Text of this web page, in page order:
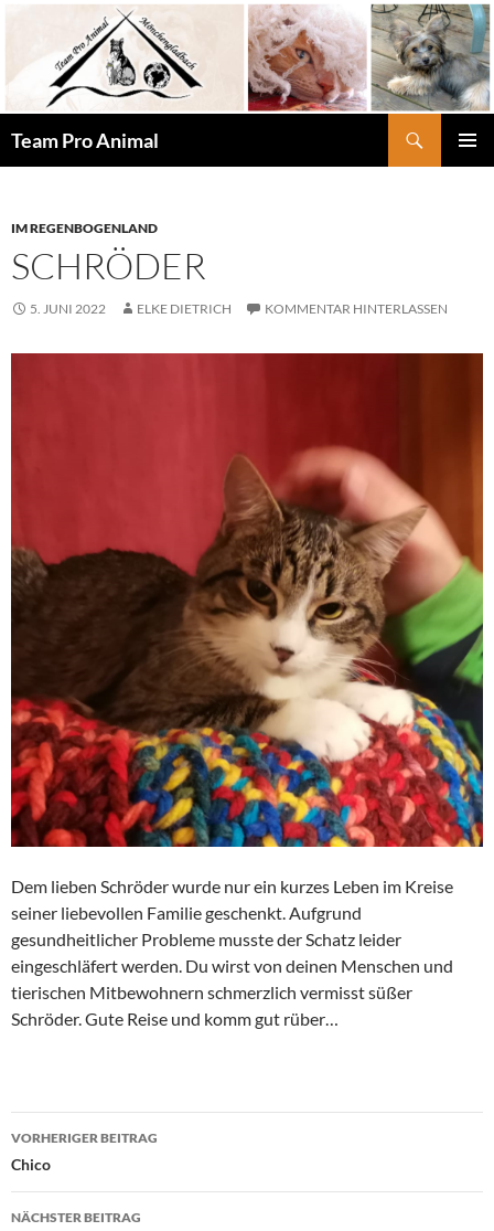
springen
Team Pro Animal
IM REGENBOGENLAND
SCHRÖDER
5. JUNI 2022 ELKE DIETRICH KOMMENTAR HINTERLASSEN
Dem lieben Schröder wurde nur ein kurzes Leben im Kreise
seiner liebevollen Familie geschenkt. Aufgrund
gesundheitlicher Probleme musste der Schatz leider
eingeschläfert werden. Du wirst von deinen Menschen und
tierischen Mitbewohnern schmerzlich vermisst süßer
Schröder. Gute Reise und komm gut rüber…
Beitragsnavigation
VORHERIGER BEITRAG
Chico
NÄCHSTER BEITRAG